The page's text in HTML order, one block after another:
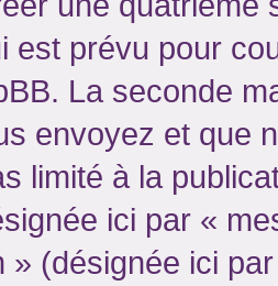
est prévu pour
La seconde
envoyez et que
limité à la
ici par «
» (désignée ici